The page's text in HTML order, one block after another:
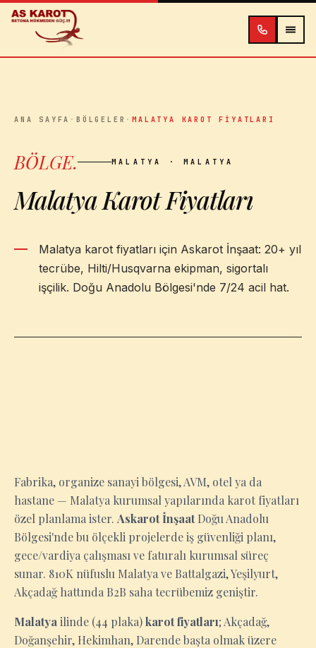
İçeriğe atla
ANA SAYFA ·BÖLGELER ·MALATYA KAROT FIYATLARI
BÖLGE. MALATYA · MALATYA
Malatya Karot Fiyatları
Malatya karot fiyatları için Askarot İnşaat: 20+ yıl
tecrübe, Hilti/Husqvarna ekipman, sigortalı
işçilik. Doğu Anadolu Bölgesi'nde 7/24 acil hat.
Fabrika, organize sanayi bölgesi, AVM, otel ya da
hastane — Malatya kurumsal yapılarında karot fiyatları
özel planlama ister. Askarot İnşaatDoğu Anadolu
Bölgesi'nde bu ölçekli projelerde iş güvenliği planı,
gece/vardiya çalışması ve faturalı kurumsal süreç
sunar. 810K nüfuslu Malatya ve Battalgazi, Yeşilyurt,
Akçadağ hattında B2B saha tecrübemiz geniştir.
Malatya ilinde (44 plaka)karot fiyatları; Akçadağ,
Doğanşehir, Hekimhan, Darende başta olmak üzere